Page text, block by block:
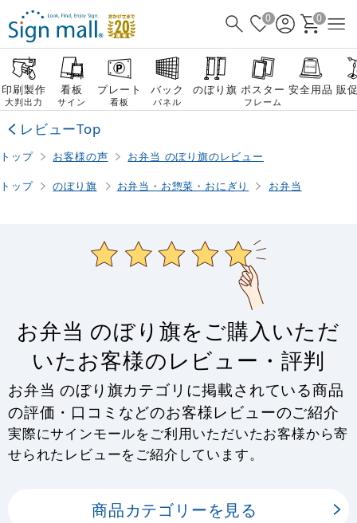
0 0
印刷製作
大判出力
看板
サイン
プレート
看板
バック
パネル
のぼり旗 ポスター
フレーム
安全用品 販
レビューTop
トップ お客様の声 お弁当 のぼり旗のレビュー
トップ のぼり旗 お弁当・お惣菜・おにぎり お弁当
お弁当 のぼり旗をご購入いただ
いたお客様のレビュー・評判
お弁当 のぼり旗カテゴリに掲載されている商品
の評価・口コミなどのお客様レビューのご紹介
実際にサインモールをご利用いただいたお客様から寄
せられたレビューをご紹介しています。
商品カテゴリーを見る